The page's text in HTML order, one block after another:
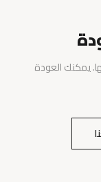
يمكنك العودة